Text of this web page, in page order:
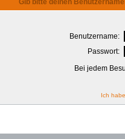
Gib bitte deinen
Benutzername:
Passwort:
Bei jedem
Ich